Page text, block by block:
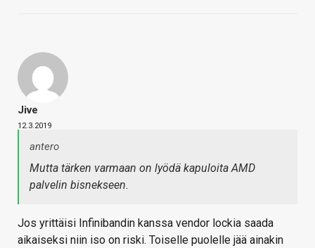
Jive
12.3.2019
antero
Mutta tärken varmaan on lyödä kapuloita AMD
palvelin bisnekseen.
Jos yrittäisi Infinibandin kanssa vendor lockia saada
aikaiseksi niin iso on riski. Toiselle puolelle jää ainakin